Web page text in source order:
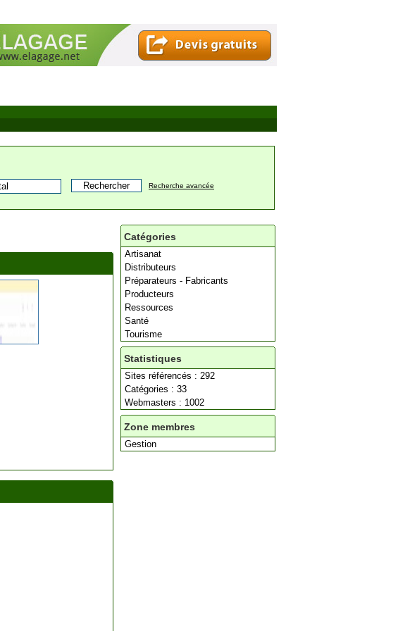
Recherche avancée
Catégories
Artisanat
Distributeurs
Préparateurs - Fabricants
Producteurs
Ressources
Santé
Tourisme
Statistiques
Sites référencés : 292
Catégories : 33
Webmasters : 1002
Zone membres
Gestion